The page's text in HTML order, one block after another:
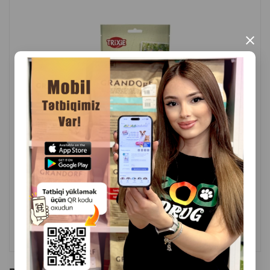
×
( Rəylər)
Qiymət
Almaq
100 gr (1 paket)
6.80
ALMAQ